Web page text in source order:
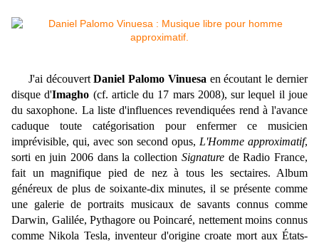
J'ai découvertDaniel Palomo Vinuesa en écoutant le dernier
disque d'Imagho (cf. articledu 17 mars 2008), sur lequel il joue
du saxophone. La liste d'influences revendiquées rend à l'avance
caduque toute catégorisation pour enfermer ce musicien
imprévisible, qui, avec son second opus, L'Homme approximatif,
sorti en juin 2006 dans la collection Signaturede Radio France,
fait un magnifique pied de nez à tous les sectaires. Album
généreux de plus de soixante-dix minutes, il se présente comme
une galerie de portraits musicaux de savants connus comme
Darwin, Galilée, Pythagore ou Poincaré, nettement moins connus
comme Nikola Tesla, inventeur d'origine croate mort aux États-